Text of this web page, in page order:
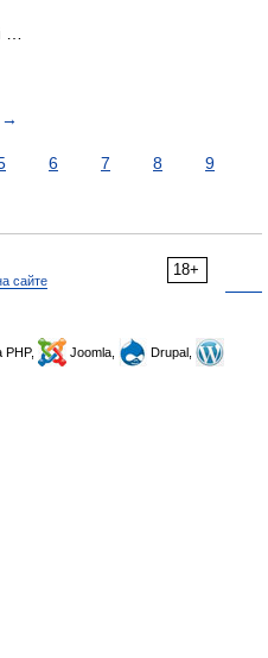
…
→
6 7 8
9
18+
сайте
PHP, Joomla,
Drupal,